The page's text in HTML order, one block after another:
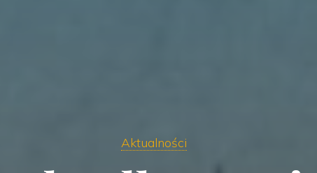
Aktualności